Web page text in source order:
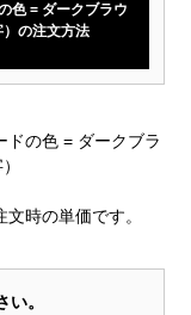
色 = ダークブラウ
の注文方法
ドの色 = ダークブラ
時の単価です。
。